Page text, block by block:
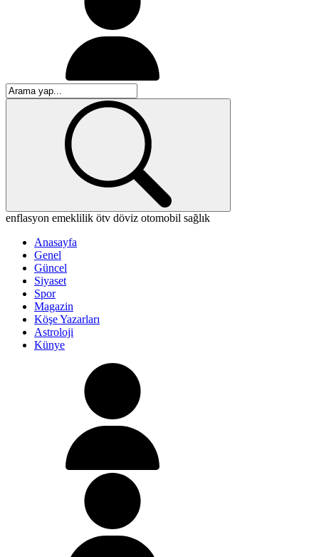
enflasyon emeklilik ötv döviz otomobil sağlık
Anasayfa
Genel
Güncel
Siyaset
Spor
Magazin
Köşe Yazarları
Astroloji
Künye